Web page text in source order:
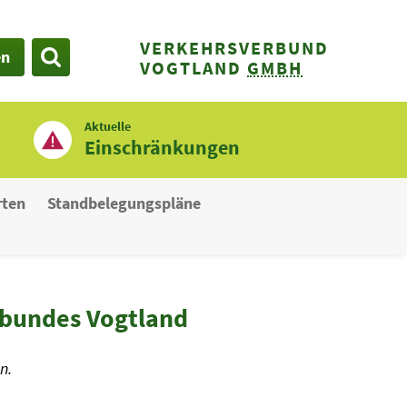
VERKEHRSVERBUND
VOGTLAND GMBH
Aktuelle
Einschränkungen
Standbelegungspläne
Vogtland